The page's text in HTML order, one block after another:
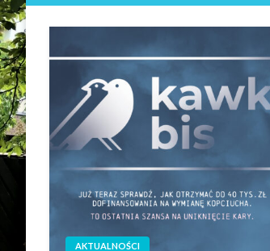
AKTUALNOŚCI